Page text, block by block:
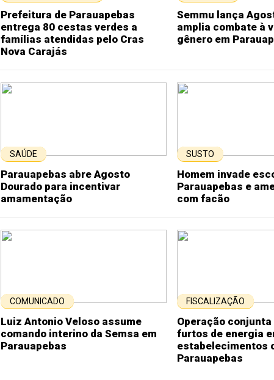
Prefeitura de Parauapebas
entrega 80 cestas verdes a
famílias atendidas pelo Cras
Nova Carajás
Semmu lança
amplia combate à
gênero em
SAÚDE
Parauapebas abre Agosto
Dourado para incentivar
amamentação
SUSTO
Homem invade
Parauapebas e
com facão
COMUNICADO
Luiz Antonio Veloso assume
comando interino da Semsa em
Parauapebas
FISCALIZAÇÃO
Operação
furtos de energia
estabelecimentos
Parauapebas